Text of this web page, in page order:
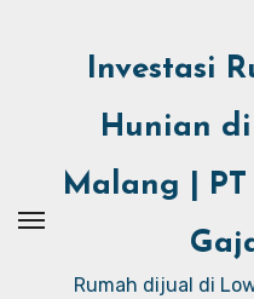
Investasi
Hunian
Malang |
Rumah dijual di